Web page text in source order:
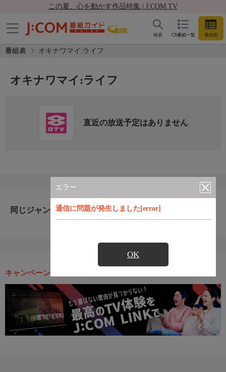
この夏、心を動かす作品特集 | J:COM TV
CS番組一覧 番組表
検索
番組表 オキナワマイ:ライフ
エラー
通信に問題が発生しました[error]
OK
オキナワマイ:ライフ
直近の放送予定はありません
同じジャンルのおすすめ番組
キャンペーン・お得な情報